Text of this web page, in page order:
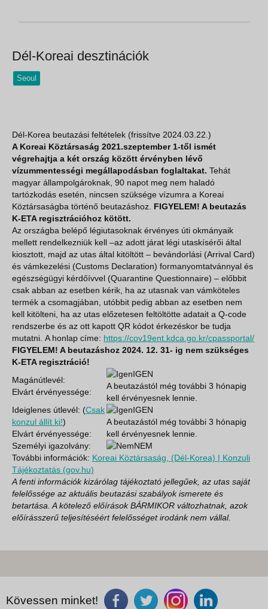
Dél-Koreai desztinációk
Seoul
Dél-Korea beutazási feltételek (frissítve 2024.03.22.)
A Koreai Köztársaság 2021.szeptember 1-től ismét
végrehajtja a két ország között érvényben lévő
vízummentességi megállapodásban foglaltakat. Tehát
magyar állampolgároknak, 90 napot meg nem haladó
tartózkodás esetén, nincsen szüksége vízumra a Koreai
Köztársaságba történő beutazáshoz. FIGYELEM! A beutazás
K-ETA regisztrációhoz kötött.
Az országba belépő légiutasoknak érvényes úti okmányaik
mellett rendelkezniük kell –az adott járat légi utaskísérői által
kiosztott, majd az utas által kitöltött – bevándorlási (Arrival Card)
és vámkezelési (Customs Declaration) formanyomtatvánnyal és
egészségügyi kérdőívvel (Quarantine Questionnaire) – előbbit
csak abban az esetben kérik, ha az utasnak van vámköteles
termék a csomagjában, utóbbit pedig abban az esetben nem
kell kitölteni, ha az utas előzetesen feltöltötte adatait a Q-code
rendszerbe és az ott kapott QR kódot érkezéskor be tudja
mutatni. A honlap címe: https://cov19ent.kdca.go.kr/cpassportal/
FIGYELEM! A beutazáshoz 2024. 12. 31- ig nem szükséges
K-ETA regisztráció!
Magánútlevél:
Elvárt érvényessége:
IGEN
A beutazástól még további 3 hónapig
kell érvényesnek lennie.
Ideiglenes útlevél: (Csak
konzul állít ki!)
Elvárt érvényessége:
IGEN
A beutazástól még további 3 hónapig
kell érvényesnek lennie.
Személyi igazolvány:
NEM
További információk: Koreai Köztársaság, (Dél-Korea) | Konzuli
Tájékoztatás (gov.hu)
A fenti információk kizárólag tájékoztató jellegűek, az utas saját
felelőssége az aktuális beutazási szabályok ismerete és
betartása. A kötelező előírások BÁRMIKOR változhatnak, azok
előírásszerű teljesítéséért felelősséget irodánk nem vállal.
Kövessen minket!